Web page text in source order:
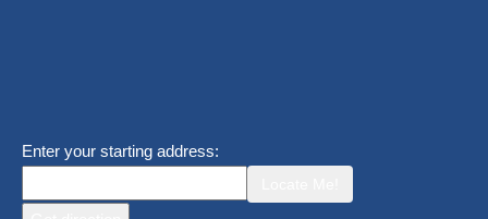
Enter your starting address: